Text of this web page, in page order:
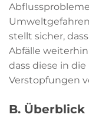
stellt sicher,
Abfälle
dass diese in
Verstopfungen
B. Überblick